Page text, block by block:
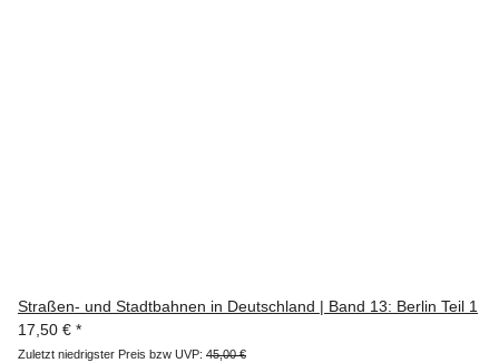
Straßen- und Stadtbahnen in Deutschland | Band 13: Berlin Teil 1
17,50 € *
Zuletzt niedrigster Preis bzw UVP: 45,00 €